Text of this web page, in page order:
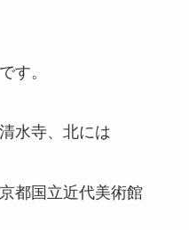
す。
水寺、北には
都国立近代美術館